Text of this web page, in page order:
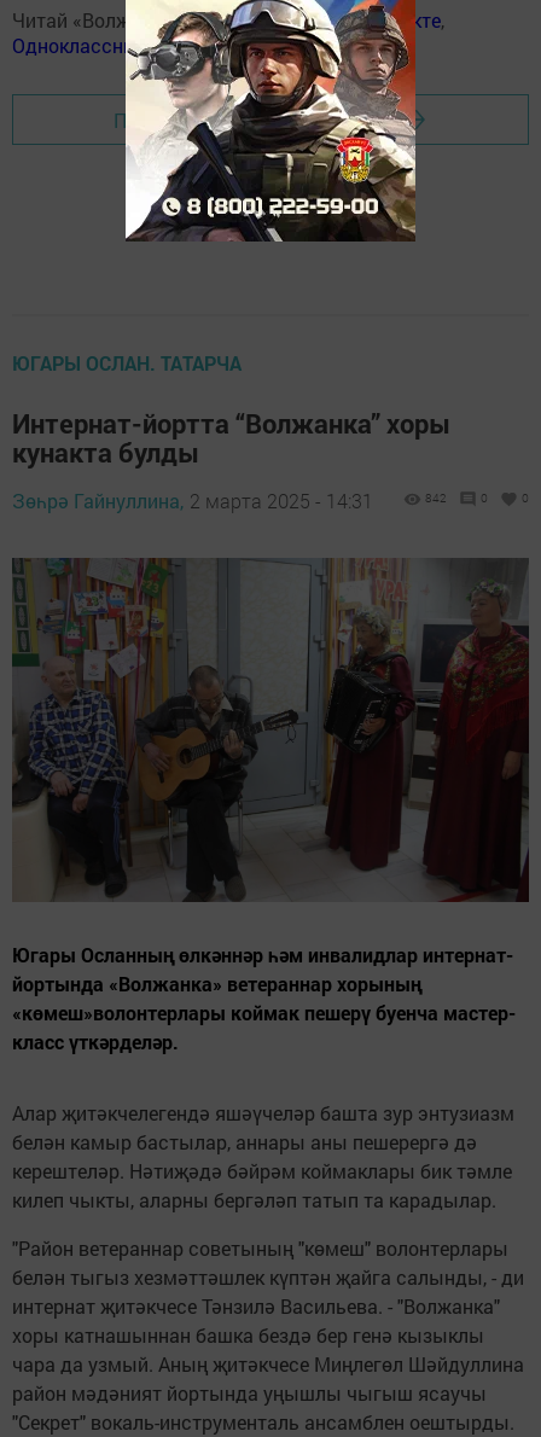
Читай «Волжскую новь» вТелеграм,Вконтакте,
Одноклассники,Дзен
Перейти на страницу новости
ЮГАРЫ ОСЛАН. ТАТАРЧА
Интернат-йортта “Волжанка” хоры
кунакта булды
Зөһрә Гайнуллина, 2 марта 2025 - 14:31 842 0 0
Югары Осланның өлкәннәр һәм инвалидлар интернат-
йортында «Волжанка» ветераннар хорының
«көмеш»волонтерлары коймак пешерү буенча мастер-
класс үткәрделәр.
Алар җитәкчелегендә яшәүчеләр башта зур энтузиазм
белән камыр бастылар, аннары аны пешерергә дә
керештеләр. Нәтиҗәдә бәйрәм коймаклары бик тәмле
килеп чыкты, аларны бергәләп татып та карадылар.
"Район ветераннар советының "көмеш" волонтерлары
белән тыгыз хезмәттәшлек күптән җайга салынды, - ди
интернат җитәкчесе Тәнзилә Васильева. - "Волжанка"
хоры катнашыннан башка бездә бер генә кызыклы
чара да узмый. Аның җитәкчесе Миңлегөл Шәйдуллина
район мәдәният йортында уңышлы чыгыш ясаучы
"Секрет" вокаль-инструменталь ансамблен оештырды.